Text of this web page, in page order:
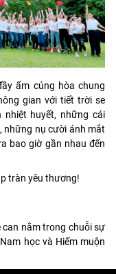
ấm cúng hòa chung
gian với tiết trời se
huyết, những cái
những nụ cười ánh mắt
bao giờ gần nhau đến
tràn yêu thương!
can nằm trong chuỗi sự
học và Hiếm muộn